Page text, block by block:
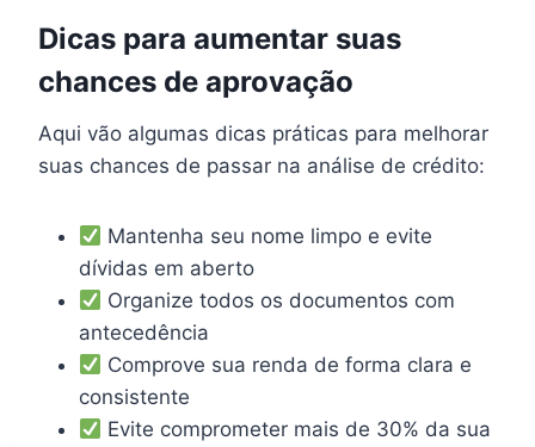
Dicas para aumentar suas
chances de aprovação
Aqui vão algumas dicas práticas para melhorar
suas chances de passar na análise de crédito:
Mantenha seu nome limpo e evite
dívidas em aberto
Organize todos os documentos com
antecedência
Comprove sua renda de forma clara e
consistente
Evite comprometer mais de 30% da sua